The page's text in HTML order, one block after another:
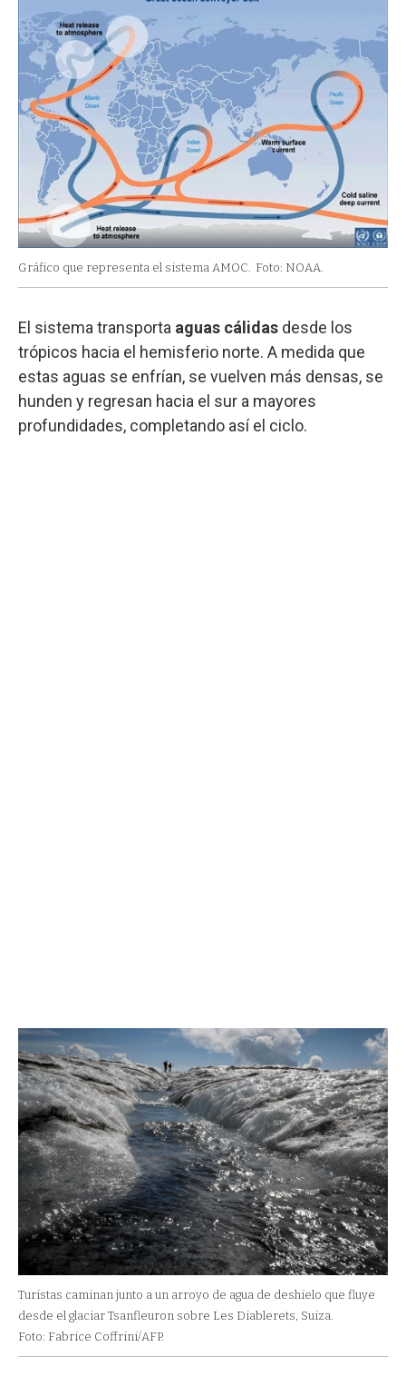
Gráfico que representa el sistema AMOC. Foto: NOAA.
El sistema transporta aguas cálidas desde los
trópicos hacia el hemisferio norte. A medida que
estas aguas se enfrían, se vuelven más densas, se
hunden y regresan hacia el sur a mayores
profundidades, completando así el ciclo.
Turistas caminan junto a un arroyo de agua de deshielo que fluye
desde el glaciar Tsanfleuron sobre Les Diablerets, Suiza.
Foto: Fabrice Coffrini/AFP.